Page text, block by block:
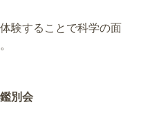
験することで科学の面
別会